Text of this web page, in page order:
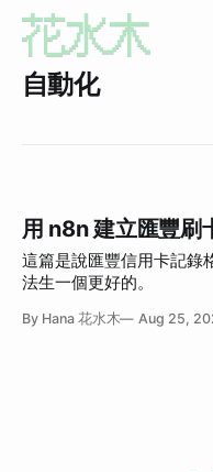
自動化
用 n8n 建立匯豐
這篇是說匯豐信用卡記錄
法生一個更好的。
By Hana 花水木 Aug 25,